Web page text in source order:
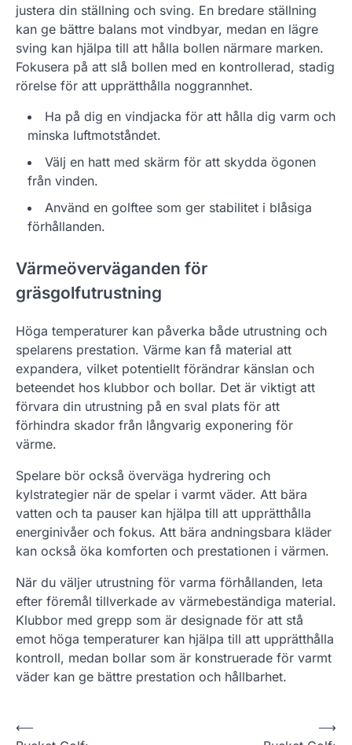
justera din ställning och sving. En bredare ställning
kan ge bättre balans mot vindbyar, medan en lägre
sving kan hjälpa till att hålla bollen närmare marken.
Fokusera på att slå bollen med en kontrollerad, stadig
rörelse för att upprätthålla noggrannhet.
Ha på dig en vindjacka för att hålla dig varm och
minska luftmotståndet.
Välj en hatt med skärm för att skydda ögonen
från vinden.
Använd en golftee som ger stabilitet i blåsiga
förhållanden.
Värmeöverväganden för
gräsgolfutrustning
Höga temperaturer kan påverka både utrustning och
spelarens prestation. Värme kan få material att
expandera, vilket potentiellt förändrar känslan och
beteendet hos klubbor och bollar. Det är viktigt att
förvara din utrustning på en sval plats för att
förhindra skador från långvarig exponering för
värme.
Spelare bör också överväga hydrering och
kylstrategier när de spelar i varmt väder. Att bära
vatten och ta pauser kan hjälpa till att upprätthålla
energinivåer och fokus. Att bära andningsbara kläder
kan också öka komforten och prestationen i värmen.
När du väljer utrustning för varma förhållanden, leta
efter föremål tillverkade av värmebeständiga material.
Klubbor med grepp som är designade för att stå
emot höga temperaturer kan hjälpa till att upprätthålla
kontroll, medan bollar som är konstruerade för varmt
väder kan ge bättre prestation och hållbarhet.
P
⟵
⟶